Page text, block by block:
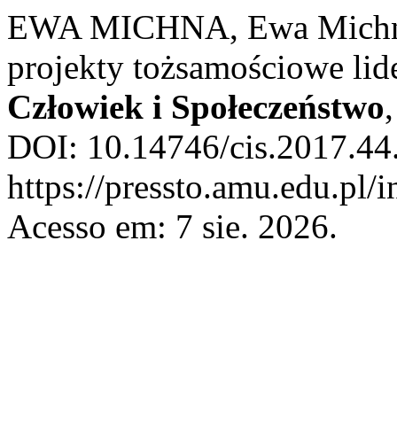
EWA MICHNA, Ewa
projekty tożsamościowe
Człowiek i Społeczeństwo
DOI: 10.14746/
https://
Acesso em: 7 sie. 2026.